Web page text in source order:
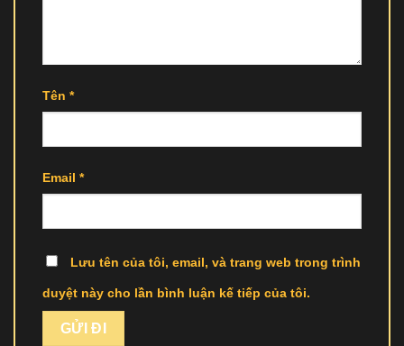
Tên *
Email *
Lưu tên của tôi, email, và trang web trong trình
duyệt này cho lần bình luận kế tiếp của tôi.